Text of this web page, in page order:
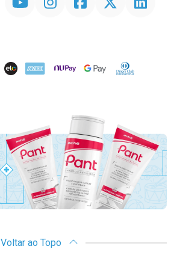
ELO AMEX NuPay Google PayDiners Club
Voltar ao Topo